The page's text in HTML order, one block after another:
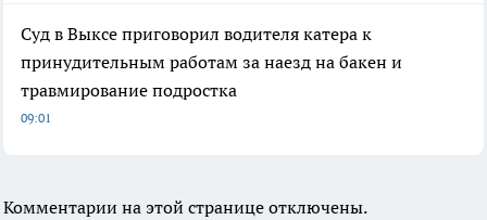
Суд в Выксе приговорил водителя катера к
принудительным работам за наезд на бакен и
травмирование подростка
09:01
Комментарии на этой странице отключены.